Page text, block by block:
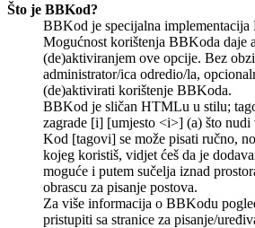
Što je BBKod?
BBKod je specijalna
Mogućnost korištenja BBKoda daje
(de)aktiviranjem ove opcije. Bez
administrator/ica odredio/la,
(de)aktivirati korištenje BBKoda.
BBKod je sličan HTMLu u stilu;
zagrade [i] [umjesto <i>] (a) što
Kod [tagovi] se može pisati ručno,
kojeg koristiš, vidjet ćeš da je
moguće i putem sučelja iznad
obrascu za pisanje postova.
Za više informacija o BBKodu
pristupiti sa stranice za pisanje/